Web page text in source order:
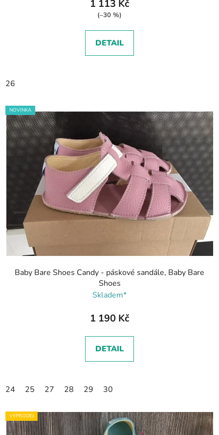
1 113 Kč
(–30 %)
DETAIL
26
NOVINKA
Baby Bare Shoes Candy - páskové sandále, Baby Bare
Shoes
Skladem*
1 190 Kč
DETAIL
24 25 27 28 29 30
VÝPRODEJ